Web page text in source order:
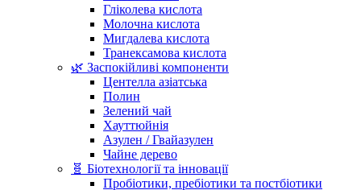
Гліколева кислота
Молочна кислота
Мигдалева кислота
Транексамова кислота
🌿 Заспокійливі компоненти
Центелла азіатська
Полин
Зелений чай
Хауттюйнія
Азулен / Гвайазулен
Чайне дерево
🧬 Біотехнології та інновації
Пробіотики, пребіотики та постбіотики